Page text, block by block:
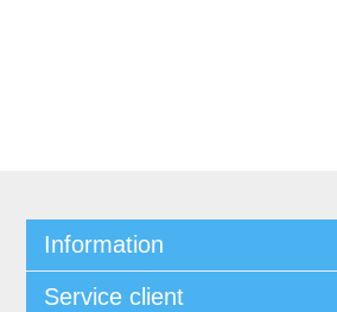
Information
Service client